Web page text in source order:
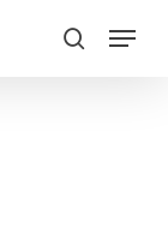
search
Menu